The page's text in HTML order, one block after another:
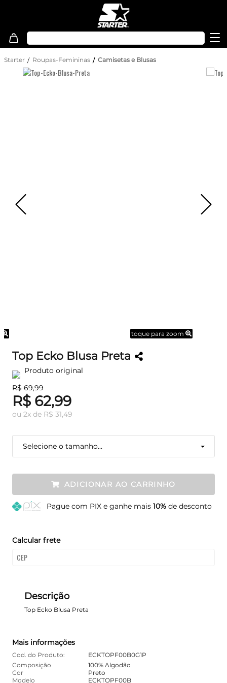
Starter Roupas-Femininas Camisetas e Blusas
toque para zoom
Top Ecko Blusa Preta
Produto original
R$ 69,99
R$ 62,99
ou 2x de R$ 31,49
Selecione o tamanho...
ADICIONAR AO CARRINHO
Pague com PIX e ganhe mais 10%de desconto
Calcular frete
Descrição
Top Ecko Blusa Preta
Mais informações
Cod. do Produto:
ECKTOPF00B0G1P
Composição
100% Algodão
Cor
Preto
Modelo
ECKTOPF00B